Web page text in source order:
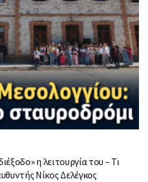
η λειτουργία του – Τι
Νίκος Δελέγκος